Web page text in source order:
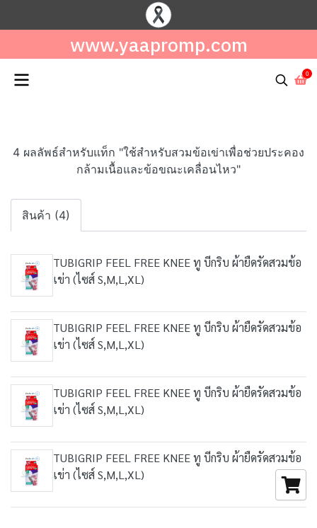
www.yaapromp.com
0
4 ผลลัพธ์สำหรับแท็ก "ใช้สำหรับสวมข้อเข่าเพื่อช่วยประคอง
กล้ามเนื้อและข้อขณะเคลื่อนไหว"
สินค้า (4)
TUBIGRIP FEEL FREE KNEE ทู บีกริบ ผ้ายืดรัดสวมข้อ
เข่า (ไซส์ S,M,L,XL)
TUBIGRIP FEEL FREE KNEE ทู บีกริบ ผ้ายืดรัดสวมข้อ
เข่า (ไซส์ S,M,L,XL)
TUBIGRIP FEEL FREE KNEE ทู บีกริบ ผ้ายืดรัดสวมข้อ
เข่า (ไซส์ S,M,L,XL)
TUBIGRIP FEEL FREE KNEE ทู บีกริบ ผ้ายืดรัดสวมข้อ
เข่า (ไซส์ S,M,L,XL)